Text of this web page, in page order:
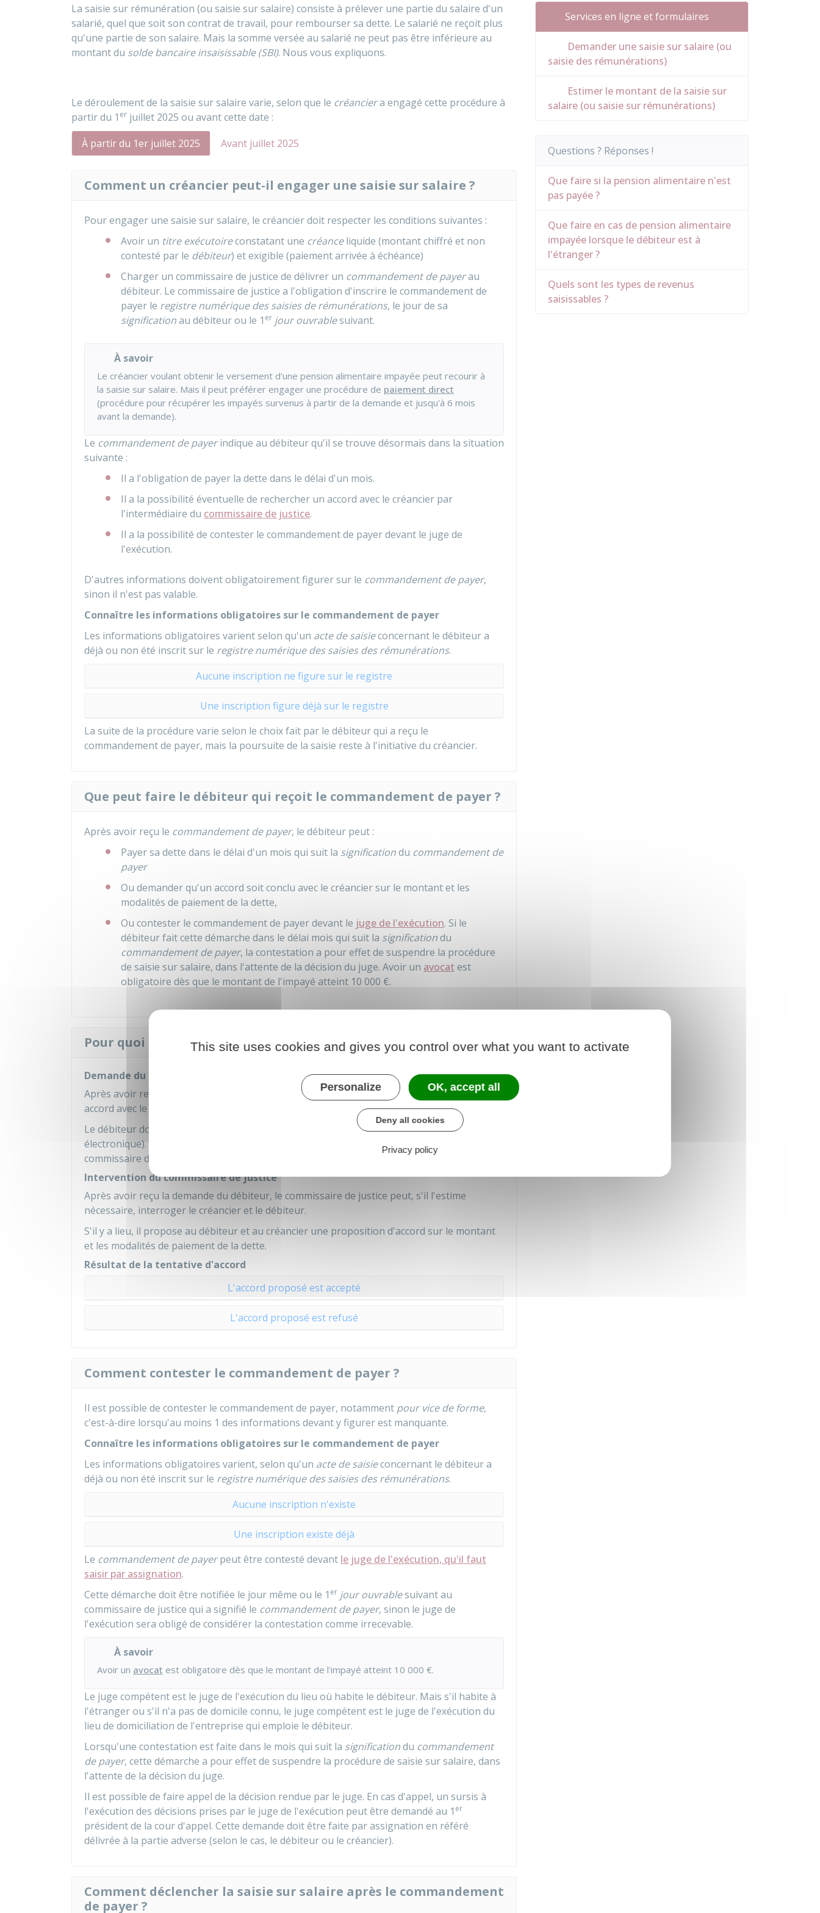
La saisie sur rémunération (ou saisie sur salaire) consiste à prélever une partie du salaire d'un
salarié, quel que soit son contrat de travail, pour rembourser sa dette. Le salarié ne reçoit plus
qu'une partie de son salaire. Mais la somme versée au salarié ne peut pas être inférieure au
montant du solde bancaire insaisissable (SBI). Nous vous expliquons.
Le déroulement de la saisie sur salaire varie, selon que le créanciera engagé cette procédure à
partir du 1 er juillet 2025 ou avant cette date :
À partir du 1er juillet 2025
Avant juillet 2025
Comment un créancier peut-il engager une saisie sur salaire ?
Pour engager une saisie sur salaire, le créancier doit respecter les conditions suivantes :
Avoir un titre exécutoireconstatant une créanceliquide (montant chiffré et non
contesté par le débiteur) et exigible (paiement arrivée à échéance)
Charger un commissaire de justice de délivrer un commandement de payerau
débiteur. Le commissaire de justice a l'obligation d'inscrire le commandement de
payer le registre numérique des saisies de rémunérations, le jour de sa
significationau débiteur ou le 1 er jour ouvrablesuivant.
À savoir
Le créancier voulant obtenir le versement d'une pension alimentaire impayée peut recourir à
la saisie sur salaire. Mais il peut préférer engager une procédure de paiement direct
(procédure pour récupérer les impayés survenus à partir de la demande et jusqu'à 6 mois
avant la demande).
Le commandement de payerindique au débiteur qu'il se trouve désormais dans la situation
suivante :
Il a l'obligation de payer la dette dans le délai d'un mois.
Il a la possibilité éventuelle de rechercher un accord avec le créancier par
l'intermédiaire du commissaire de justice.
Il a la possibilité de contester le commandement de payer devant le juge de
l'exécution.
D'autres informations doivent obligatoirement figurer sur le commandement de payer,
sinon il n'est pas valable.
Connaître les informations obligatoires sur le commandement de payer
Les informations obligatoires varient selon qu'un acte de saisieconcernant le débiteur a
déjà ou non été inscrit sur le registre numérique des saisies des rémunérations.
Aucune inscription ne figure sur le registre
Une inscription figure déjà sur le registre
La suite de la procédure varie selon le choix fait par le débiteur qui a reçu le
commandement de payer, mais la poursuite de la saisie reste à l'initiative du créancier.
Que peut faire le débiteur qui reçoit le commandement de payer ?
Après avoir reçu le commandement de payer, le débiteur peut :
Payer sa dette dans le délai d'un mois qui suit la significationdu commandement de
payer
Ou demander qu'un accord soit conclu avec le créancier sur le montant et les
modalités de paiement de la dette,
Ou contester le commandement de payer devant le juge de l'exécution. Si le
débiteur fait cette démarche dans le délai mois qui suit la significationdu
commandement de payer, la contestation a pour effet de suspendre la procédure
de saisie sur salaire, dans l'attente de la décision du juge. Avoir un avocat est
obligatoire dès que le montant de l'impayé atteint 10 000 €.
Pour quoi et comment rechercher un accord débiteur/créancier ?
Demande du débiteur au commissaire de justice
Après avoir reçu le commandement de payer, ledébiteurpeut choisir de rechercher un
accord avec le
sur le montant et les modalités de paiement de la dette.
Le débiteur doit l'indiquer au commissaire de justice, par courrier ou par e-mail (courrier
électronique). Il doit y joindre toutes les informations qu'il estime utiles pour informer le
commissaire de justice de ses revenus et de ses charges.
Intervention du commissaire de justice
Après avoir reçu la demande du débiteur, le commissaire de justice peut, s'il l'estime
nécessaire, interroger le créancier et le débiteur.
S'il y a lieu, il propose au débiteur et au créancier une proposition d'accord sur le montant
et les modalités de paiement de la dette.
Résultat de la tentative d'accord
L'accord proposé est accepté
L'accord proposé est refusé
Comment contester le commandement de payer ?
Il est possible de contester le commandement de payer, notamment pour vice de forme,
c'est-à-dire lorsqu'au moins 1 des informations devant y figurer est manquante.
Connaître les informations obligatoires sur le commandement de payer
Les informations obligatoires varient, selon qu'un acte de saisieconcernant le débiteur a
déjà ou non été inscrit sur le registre numérique des saisies des rémunérations.
Aucune inscription n'existe
Une inscription existe déjà
Le commandement de payerpeut être contesté devant le juge de l'exécution, qu'il faut
saisir par assignation.
Cette démarche doit être notifiée le jour même ou le 1 er jour ouvrablesuivant au
commissaire de justice qui a signifié le commandement de payer, sinon le juge de
l'exécution sera obligé de considérer la contestation comme irrecevable.
À savoir
Avoir un avocat est obligatoire dès que le montant de l'impayé atteint 10 000 €.
Le juge compétent est le juge de l'exécution du lieu où habite le débiteur. Mais s'il habite à
l'étranger ou s'il n'a pas de domicile connu, le juge compétent est le juge de l'exécution du
lieu de domiciliation de l'entreprise qui emploie le débiteur.
Lorsqu'une contestation est faite dans le mois qui suit la significationdu commandement
de payer, cette démarche a pour effet de suspendre la procédure de saisie sur salaire, dans
l'attente de la décision du juge.
Il est possible de faire appel de la décision rendue par le juge. En cas d'appel, un sursis à
l'exécution des décisions prises par le juge de l'exécution peut être demandé au 1 er
président de la cour d'appel. Cette demande doit être faite par assignation en référé
délivrée à la partie adverse (selon le cas, le débiteur ou le créancier).
Comment déclencher la saisie sur salaire après le commandement
de payer ?
Services en ligne et formulaires
Demander une saisie sur salaire (ou
saisie des rémunérations)
Estimer le montant de la saisie sur
salaire (ou saisie sur rémunérations)
Questions ? Réponses !
Que faire si la pension alimentaire n'est
pas payée ?
Que faire en cas de pension alimentaire
impayée lorsque le débiteur est à
l'étranger ?
Quels sont les types de revenus
saisissables ?
This site uses cookies and gives you control over what you want to activate
Personalize OK, accept all
Deny all cookies
Privacy policy